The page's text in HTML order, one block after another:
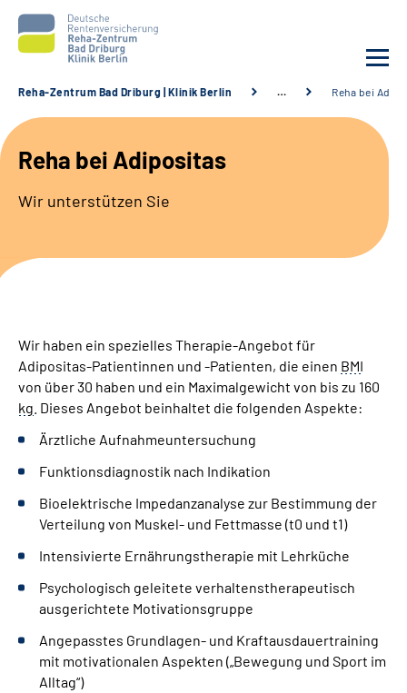
Unsere Klinik
Unsere Angebote
Leichte Sprache
Gebärdensprache
Reha-Zentrum Bad Driburg | Klinik Berlin … Reha bei
Reha bei Adipositas
Wir unterstützen Sie
Wir haben ein spezielles Therapie-Angebot für
Adipositas-Patientinnen und -Patienten, die einen BMI
von über 30 haben und ein Maximalgewicht von bis zu 160
kg . Dieses Angebot beinhaltet die folgenden Aspekte:
Ärztliche Aufnahmeuntersuchung
Funktionsdiagnostik nach Indikation
Bioelektrische Impedanzanalyse zur Bestimmung der
Verteilung von Muskel- und Fettmasse (t0 und t1)
Intensivierte Ernährungstherapie mit Lehrküche
Psychologisch geleitete verhaltenstherapeutisch
ausgerichtete Motivationsgruppe
Angepasstes Grundlagen- und Kraftausdauertraining
mit motivationalen Aspekten („Bewegung und Sport im
Alltag“)